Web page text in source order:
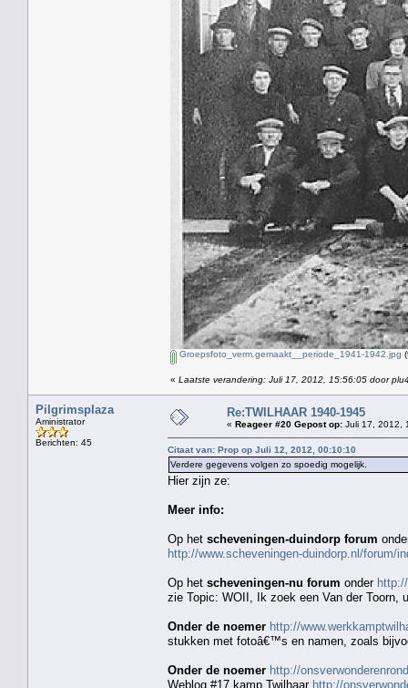
Groepsfoto_verm.gemaakt__periode_1941-1942.jpg
« Laatste verandering: Juli 17, 2012, 15:56:05 door
Pilgrimsplaza
Aministrator
Berichten: 45
Re:TWILHAAR 1940-1945
« Reageer #20 Gepost op: Juli 17, 2012,
Citaat van: Prop op Juli 12, 2012, 00:10:10
Verdere gegevens volgen zo spoedig mogelijk.
Hier zijn ze:
Meer info:
Op het scheveningen-duindorp forum
http://www.scheveningen-duindorp.nl/forum/
Op het scheveningen-nu forum onder
zie Topic: WOII, Ik zoek een Van der Toorn,
Onder de noemer http://
stukken met fotoâ€™s en namen, zoals
Onder de noemer http://
Weblog #17 kamp Twilhaar http://